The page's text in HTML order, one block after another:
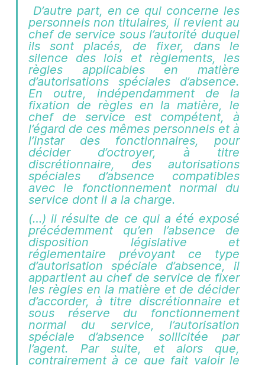
D’autre part, en ce qui concerne les
personnels non titulaires, il revient au
chef de service sous l’autorité duquel
ils sont placés, de fixer, dans le
silence des lois et règlements, les
règles applicables en matière
d’autorisations spéciales d’absence.
En outre, indépendamment de la
fixation de règles en la matière, le
chef de service est compétent, à
l’égard de ces mêmes personnels et à
l’instar des fonctionnaires, pour
décider d’octroyer, à titre
discrétionnaire, des autorisations
spéciales d’absence compatibles
avec le fonctionnement normal du
service dont il a la charge.
(…) il résulte de ce qui a été exposé
précédemment qu’en l’absence de
disposition législative et
réglementaire prévoyant ce type
d’autorisation spéciale d’absence, il
appartient au chef de service de fixer
les règles en la matière et de décider
d’accorder, à titre discrétionnaire et
sous réserve du fonctionnement
normal du service, l’autorisation
spéciale d’absence sollicitée par
l’agent. Par suite, et alors que,
contrairement à ce que fait valoir le